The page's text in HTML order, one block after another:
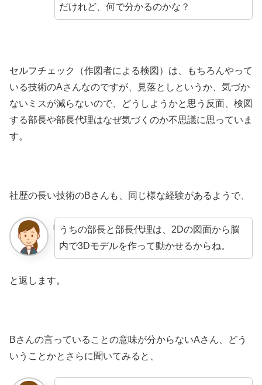
だけれど、何で分かるのかな？
セルフチェック（作図者による検図）は、もちろんやって
いる技術のAさんなのですが、見落としというか、気づか
ないミスが減らないので、どうしようかと思う反面、検図
する部長や部長代理はなぜ気づくのか不思議に思っていま
す。
社歴の長い技術のBさんも、同じ様な経験があるようで、
うちの部長と部長代理は、2Dの図面から脳
内で3Dモデルを作って動かせるからね。
と返します。
Bさんの言っていることの意味が分からないAさん、どう
いうことかとさらに聞いてみると、